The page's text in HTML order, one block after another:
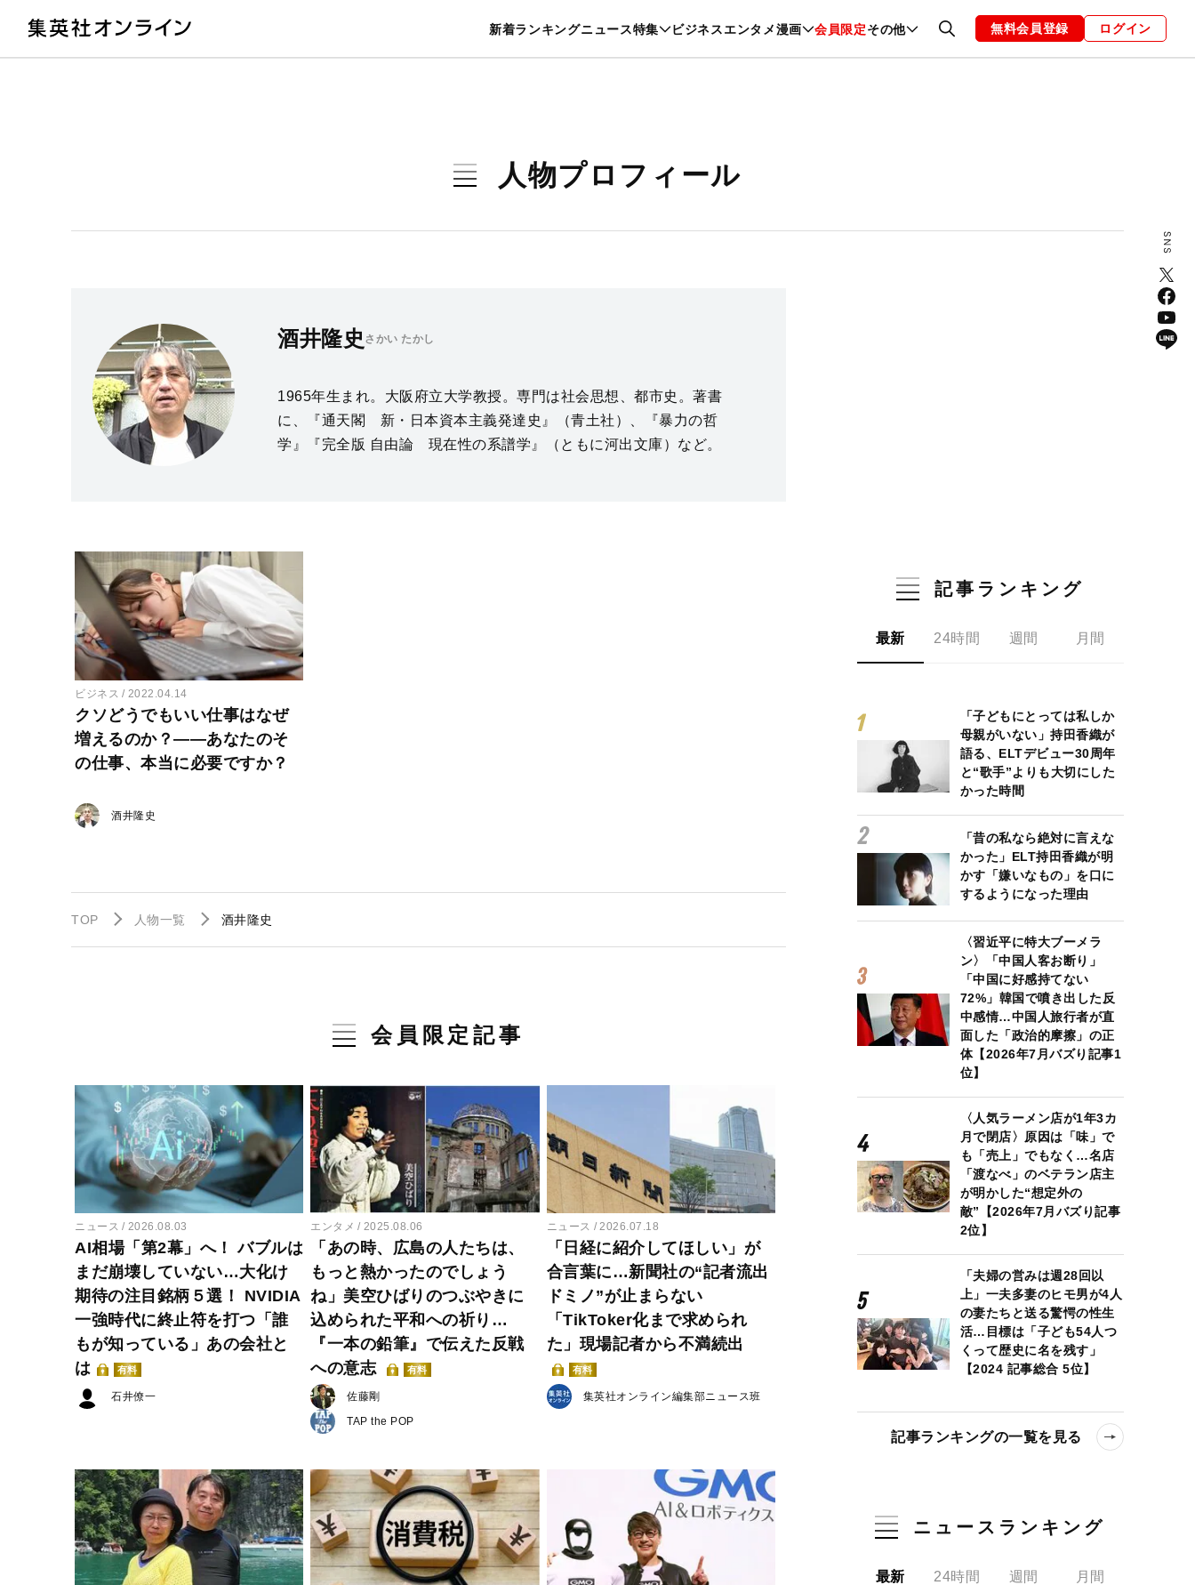
新着ランキングニュース特集 ビジネスエンタメ漫画 会員限定その他
暮らし スポーツ ヘルスケア 美容 グルメ ファッション 恋愛・結婚 編集部 お知らせ
無料会員登録 ログイン
人物プロフィール
酒井隆史 さかい たかし
1965年生まれ。大阪府立大学教授。専門は社会思想、都市史。著書
に、『通天閣 新・日本資本主義発達史』（青土社）、『暴力の哲
学』『完全版 自由論 現在性の系譜学』（ともに河出文庫）など。
ビジネス 2022.04.14
クソどうでもいい仕事はなぜ
増えるのか？――あなたのそ
の仕事、本当に必要ですか？
酒井隆史
TOP 人物一覧 酒井隆史
会員限定記事
ニュース 2026.08.03
AI相場「第2幕」へ！ バブルは
まだ崩壊していない…大化け
期待の注目銘柄５選！ NVIDIA
一強時代に終止符を打つ「誰
もが知っている」あの会社と
は
有料
石井僚一
エンタメ 2025.08.06
「あの時、広島の人たちは、
もっと熱かったのでしょう
ね」美空ひばりのつぶやきに
込められた平和への祈り…
『一本の鉛筆』で伝えた反戦
への意志
有料
佐藤剛
TAP the POP
ニュース 2026.07.18
「日経に紹介してほしい」が
合言葉に…新聞社の“記者流出
ドミノ”が止まらない
「TikToker化まで求められ
た」現場記者から不満続出
有料
集英社オンライン編集部ニュース班
記事ランキング
最新 24時間 週間 月間
「子どもにとっては私しか
母親がいない」持田香織が
語る、ELTデビュー30周年
と“歌手”よりも大切にした
かった時間
「昔の私なら絶対に言えな
かった」ELT持田香織が明
かす「嫌いなもの」を口に
するようになった理由
〈習近平に特大ブーメラ
ン〉「中国人客お断り」
「中国に好感持てない
72%」韓国で噴き出した反
中感情…中国人旅行者が直
面した「政治的摩擦」の正
体【2026年7月バズり記事1
位】
〈人気ラーメン店が1年3カ
月で閉店〉原因は「味」で
も「売上」でもなく…名店
「渡なべ」のベテラン店主
が明かした“想定外の
敵”【2026年7月バズり記事
2位】
「夫婦の営みは週28回以
上」一夫多妻のヒモ男が4人
の妻たちと送る驚愕の性生
活…目標は「子ども54人つ
くって歴史に名を残す」
【2024 記事総合 5位】
記事ランキングの一覧を見る
ニュースランキング
最新 24時間 週間 月間